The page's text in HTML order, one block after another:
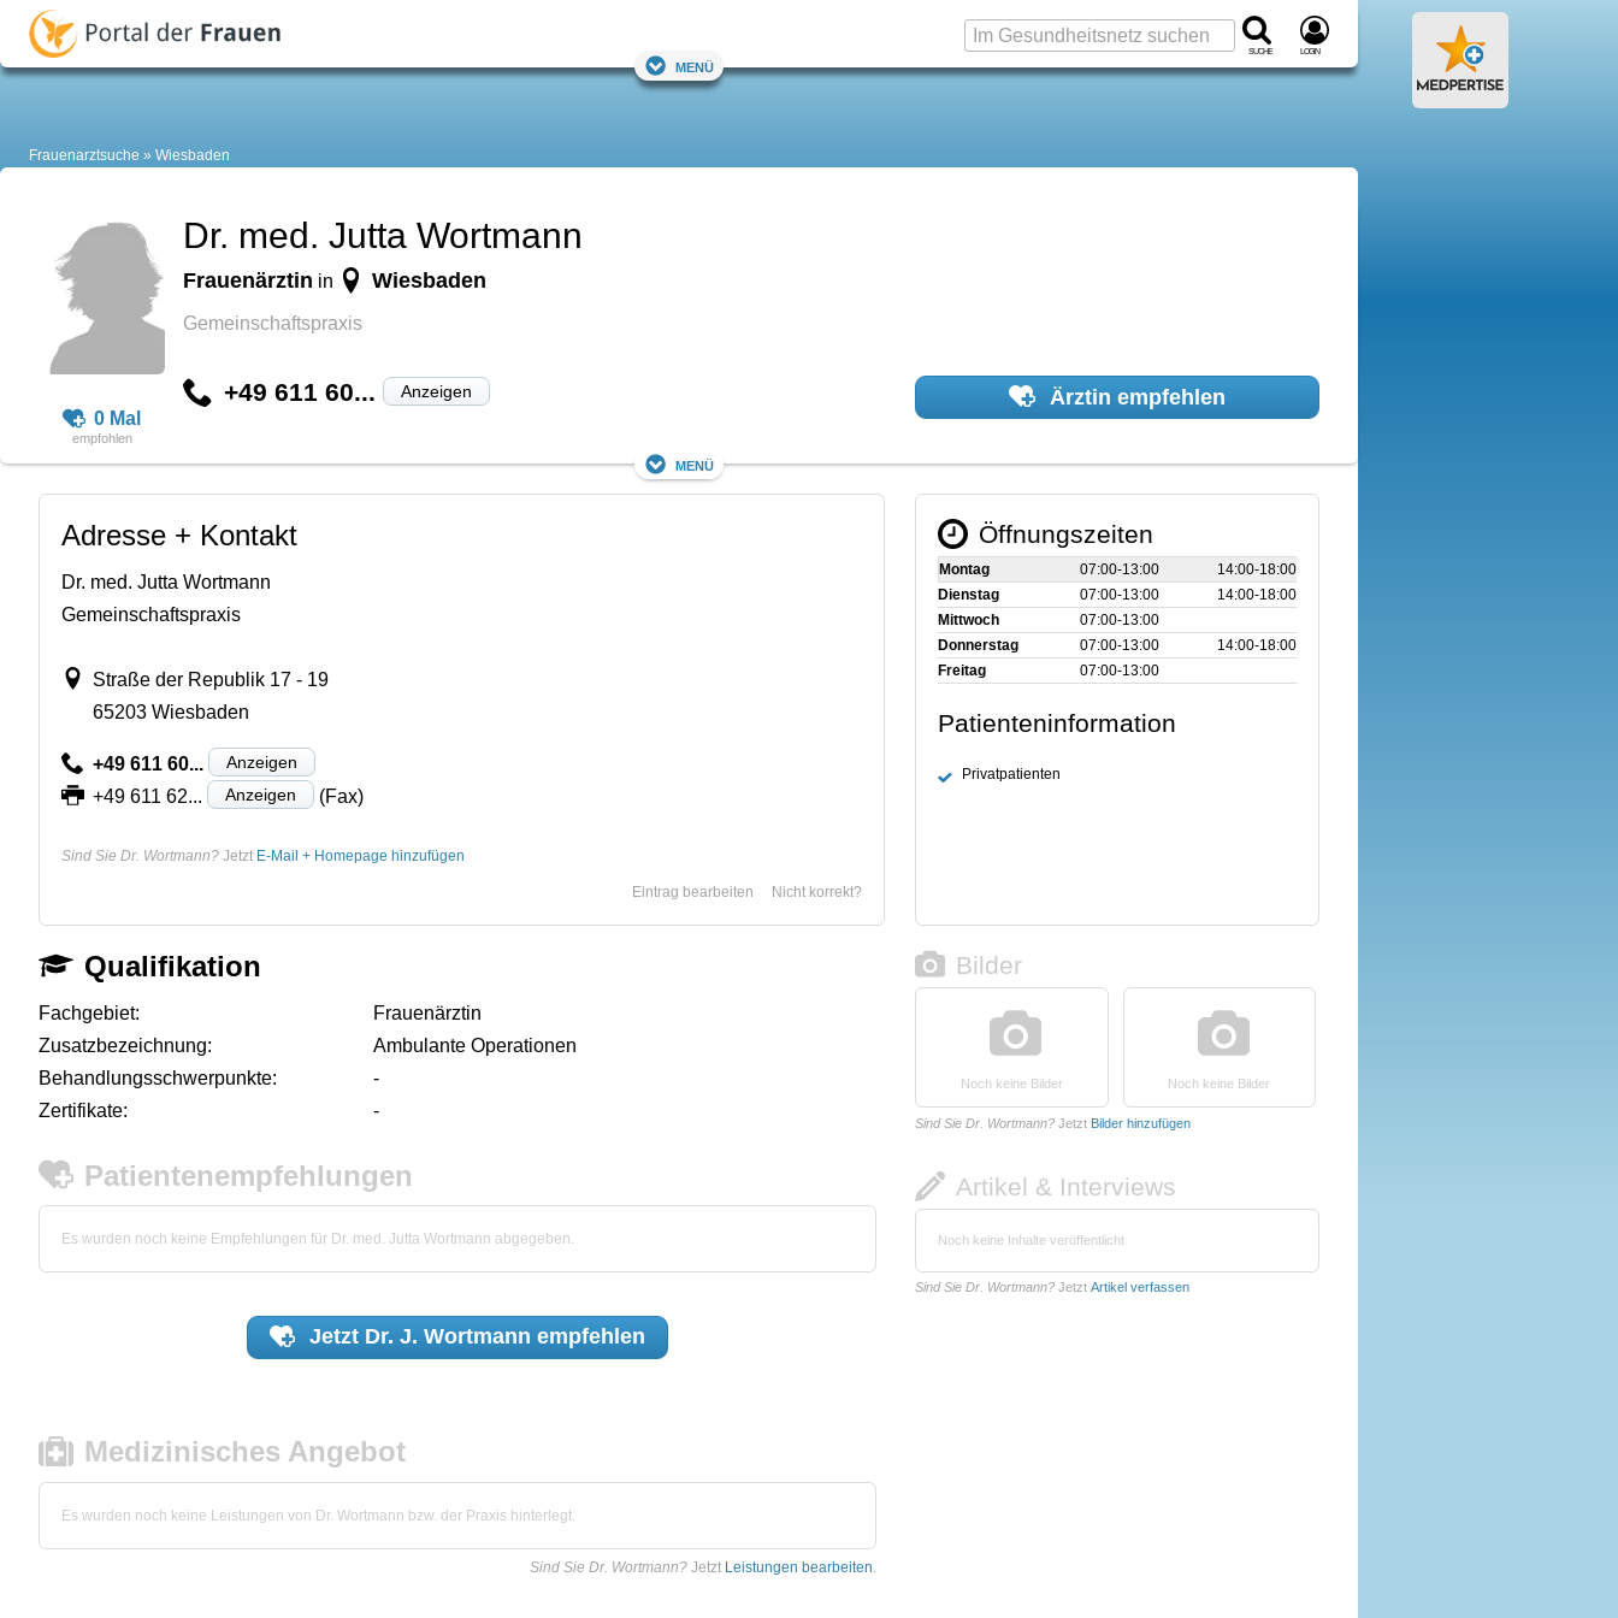
Suche Login
Menü
Frauenarztsuche Wiesbaden
0 Mal
Dr. med. Jutta Wortmann
Frauenärztin in Wiesbaden
Gemeinschaftspraxis
+49 611 60... Anzeigen Ärztin empfehlen
Menü
Adresse + Kontakt
Dr. med. Jutta Wortmann
Gemeinschaftspraxis
Straße der Republik 17 - 19
65203 Wiesbaden
+49 611 60... Anzeigen
+49 611 62... Anzeigen (Fax)
Sind Sie Dr. Wortmann? Jetzt E-Mail + Homepage hinzufügen
Nicht korrekt?
Eintrag bearbeiten
Öffnungszeiten
Montag 07:00‑13:00
14:00‑18:00
Dienstag
07:00‑13:00
14:00‑18:00
Mittwoch
07:00‑13:00
Donnerstag
07:00‑13:00
14:00‑18:00
Freitag
07:00‑13:00
Patienteninformation
Privatpatienten
Qualifikation
Fachgebiet:
Frauenärztin
Zusatzbezeichnung:
Ambulante Operationen
Behandlungsschwerpunkte:
-
Zertifikate:
-
Patientenempfehlungen
Es wurden noch keine Empfehlungen für Dr. med. Jutta Wortmann abgegeben.
Jetzt Dr. J. Wortmann empfehlen
Medizinisches Angebot
Es wurden noch keine Leistungen von Dr. Wortmann bzw. der Praxis hinterlegt.
Sind Sie Dr. Wortmann? Jetzt Leistungen bearbeiten.
Bilder
Noch keine Bilder Noch keine Bilder
Sind Sie Dr. Wortmann? Jetzt Bilder hinzufügen
Artikel & Interviews
Noch keine Inhalte veröffentlicht
Sind Sie Dr. Wortmann? Jetzt Artikel verfassen